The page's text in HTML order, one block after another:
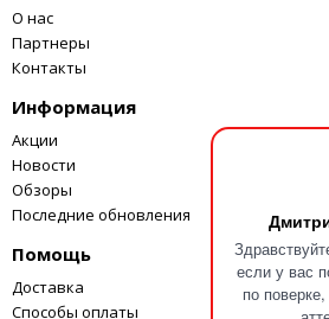
если у вас
по
Сопротивление
Максимальное
сопротивление:
Точность:
Максимальное
разрешение:
0,1 Ом
Проверка изоляции
Минимальный
испытательный
Испытательное
О нас
Партнеры
Контакты
Информация
Акции
Новости
Обзоры
Последние обновления
Помощь
Доставка
Способы оплаты